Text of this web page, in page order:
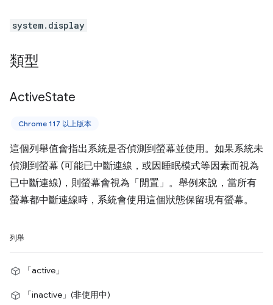
system.display
類型
ActiveState
Chrome 117 以上版本
這個列舉值會指出系統是否偵測到螢幕並使用。如果系統未
偵測到螢幕 (可能已中斷連線，或因睡眠模式等因素而視為
已中斷連線)，則螢幕會視為「閒置」。舉例來說，當所有
螢幕都中斷連線時，系統會使用這個狀態保留現有螢幕。
列舉
「active」
「inactive」(非使用中)